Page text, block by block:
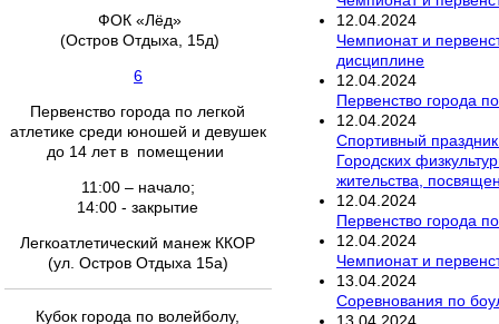
ФОК «Лёд»
(Остров Отдыха, 15д)
6
Первенство города по легкой
атлетике среди юношей и девушек
до 14 лет в помещении
11:00 – начало;
14:00 - закрытие
Легкоатлетический манеж ККОР
(ул. Остров Отдыха 15а)
Кубок города по волейболу,
12 04 2024
Чемпионат и
дисциплине
12 04 2024
Первенство города
12 04 2024
Спортивный
Городских
жительства,
12 04 2024
Первенство города
12 04 2024
Чемпионат и
13 04 2024
Соревнования по
13 04 2024